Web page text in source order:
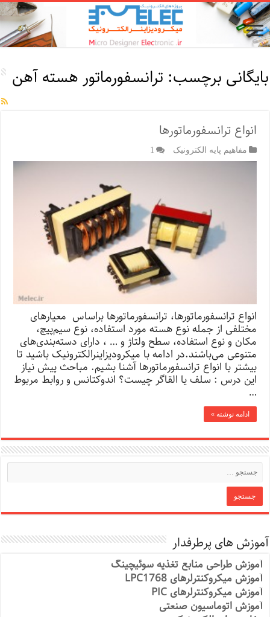
بایگانی برچسب: ترانسفورماتور هسته آهن
انواع ترانسفورماتورها
مفاهیم پایه الکترونیک 1
انواع ترانسفورماتورها، ترانسفورماتورها براساس معیارهای
مختلفی از جمله نوع هسته مورد استفاده، نوع سیم‌پیچ،
مکان و نوع استفاده، سطح ولتاژ و … ، دارای دسته‌بندی‌های
متنوعی می‌باشند.در ادامه با میکرودیزاینرالکترونیک باشید تا
بیشتر با انواع ترانسفورماتورها آشنا بشیم. مباحث پیش نیاز
این درس : سلف یا القاگر چیست؟ اندوکتانس و روابط مربوط
…
ادامه نوشته »
آموزش های پرطرفدار
آموزش طراحی منابع تغذیه سوئیچینگ
آموزش میکروکنترلرهای LPC1768
آموزش میکروکنترلرهای PIC
آموزش اتوماسیون صنعتی